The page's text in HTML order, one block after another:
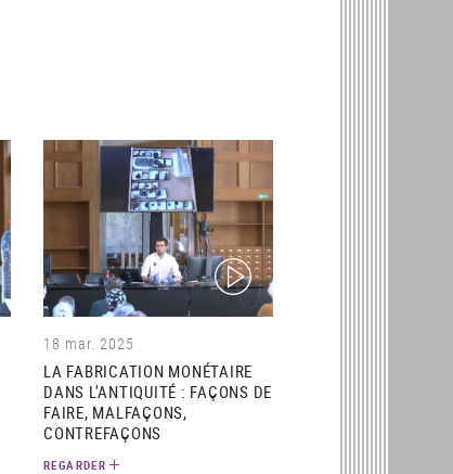
(video)
18 mar. 2025
LA FABRICATION MONÉTAIRE
DANS L'ANTIQUITÉ : FAÇONS DE
FAIRE, MALFAÇONS,
CONTREFAÇONS
REGARDER